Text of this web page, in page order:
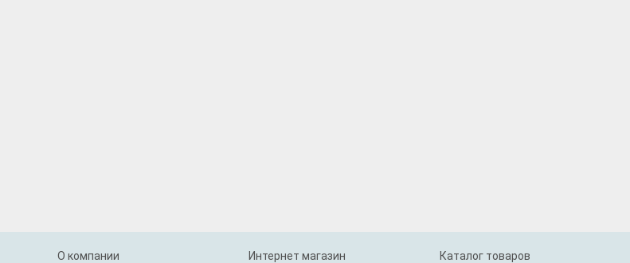
О компании Интернет магазин Каталог товаров